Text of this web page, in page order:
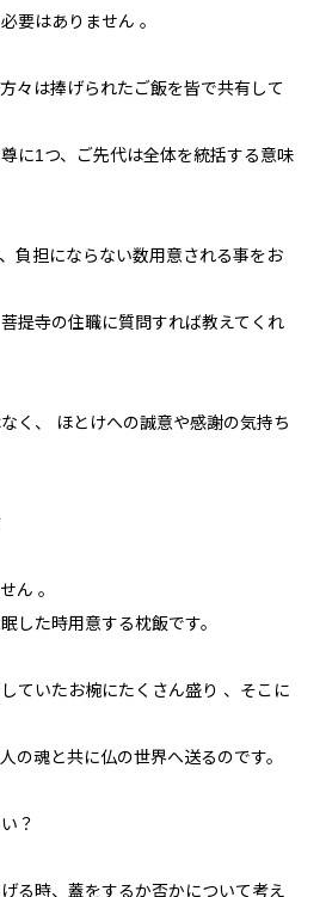
要はありません 。
々は捧げられたご飯を皆で共有して
に1つ、ご先代は全体を統括する意味
負担にならない数用意される事をお
提寺の住職に質問すれば教えてくれ
く、 ほとけへの誠意や感謝の気持ち
ん 。
した時用意する枕飯です。
ていたお椀にたくさん盛り 、そこに
の魂と共に仏の世界へ送るのです。
？
る時、蓋をするか否かについて考え